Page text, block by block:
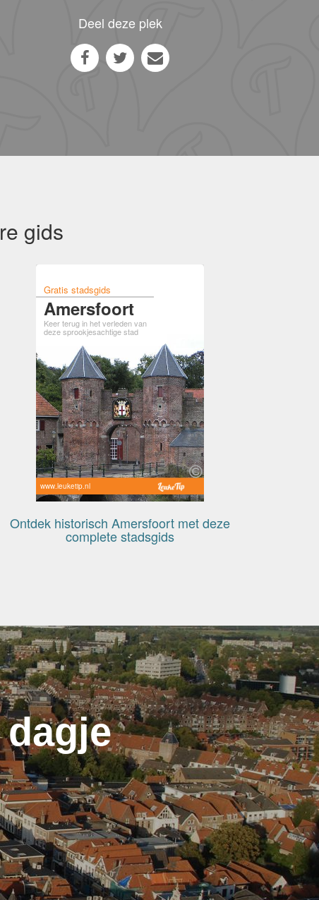
Deel deze plek
gids
Gratis stadsgids
Amersfoort
Keer terug in het verleden van
deze sprookjesachtige stad
www.leuketip.nl
Ontdek historisch Amersfoort met deze
complete stadsgids